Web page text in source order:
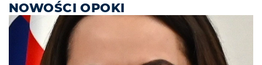
NOWOŚCI OPOKI